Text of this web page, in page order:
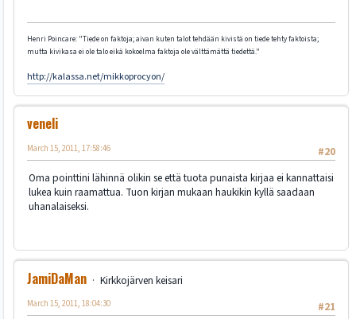
Henri Poincare: "Tiede on faktoja; aivan kuten talot tehdään kivistä on tiede tehty faktoista;
mutta kivikasa ei ole talo eikä kokoelma faktoja ole välttämättä tiedettä."
http://kalassa.net/mikkoprocyon/
veneli
#20
March 15, 2011, 17:58:46
Oma pointtini lähinnä olikin se että tuota punaista kirjaa ei kannattaisi
lukea kuin raamattua. Tuon kirjan mukaan haukikin kyllä saadaan
uhanalaiseksi.
JamiDaMan
Kirkkojärven keisari
#21
March 15, 2011, 18:04:30